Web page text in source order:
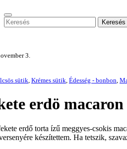
Keresés
3.
sütik Krémes sütik Édesség - bonbon
erdö macaron
erdő torta ízű meggyes-csokis
készítettem. Ha tetszik,